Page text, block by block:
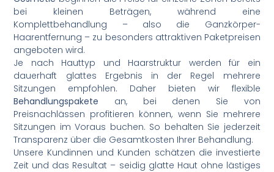
bei kleinen Beträgen, während eine
Komplettbehandlung – also die Ganzkörper-
Haarentfernung – zu besonders attraktiven Paketpreisen
angeboten wird.
Je nach Hauttyp und Haarstruktur werden für ein
dauerhaft glattes Ergebnis in der Regel mehrere
Sitzungen empfohlen. Daher bieten wir flexible
Behandlungspakete an, bei denen Sie von
Preisnachlässen profitieren können, wenn Sie mehrere
Sitzungen im Voraus buchen. So behalten Sie jederzeit
Transparenz über die Gesamtkosten Ihrer Behandlung.
Unsere Kundinnen und Kunden schätzen die investierte
Zeit und das Resultat – seidig glatte Haut ohne lästiges